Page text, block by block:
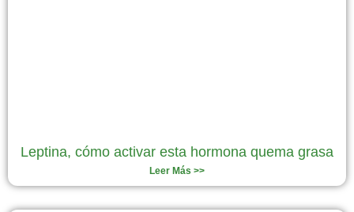
Leptina, cómo activar esta hormona quema grasa
Leer Más >>